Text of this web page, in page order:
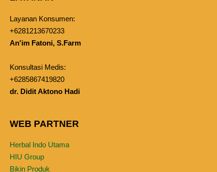
Layanan Konsumen:
+6281213670233
An'im Fatoni, S.Farm
Konsultasi Medis:
+6285867419820
dr. Didit Aktono Hadi
WEB PARTNER
Herbal Indo Utama
HIU Group
Bikin Produk